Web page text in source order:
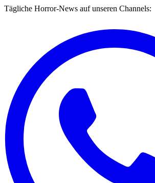
Tägliche Horror-News auf unseren Channels: